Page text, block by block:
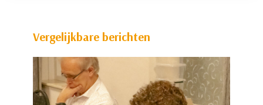
Vergelijkbare berichten